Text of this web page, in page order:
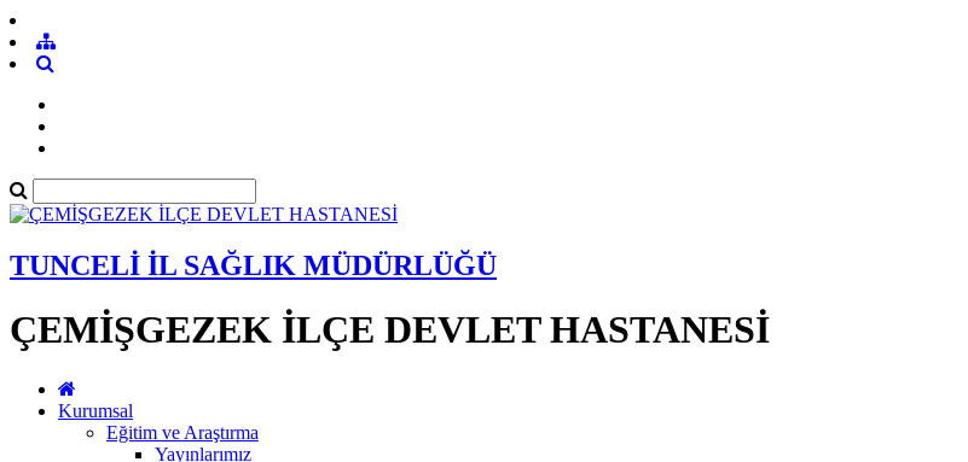
TUNCELİ İL SAĞLIK MÜDÜRLÜĞÜ
ÇEMİŞGEZEK İLÇE DEVLET HASTANESİ
Kurumsal
Eğitim ve Araştırma
Yayınlarımız